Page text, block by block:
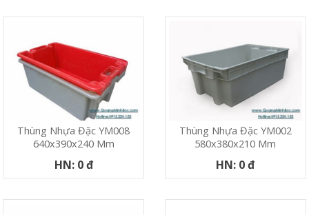
Thùng Nhựa Đặc YM008
640x390x240 Mm
HN: 0 đ
Thùng Nhựa Đặc YM002
580x380x210 Mm
HN: 0 đ